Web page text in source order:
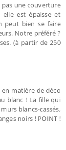
pas une couverture
est épaisse et
peut bien se faire
Notre préféré ?
(à partir de 250
matière de déco
blanc ! La fille qui
blancs-cassés,
noirs ! POINT !